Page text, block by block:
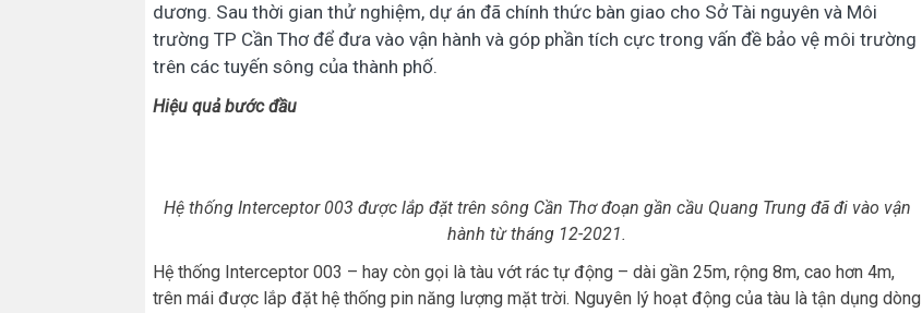
dương. Sau thời gian thử nghiệm, dự án đã chính thức bàn giao cho Sở Tài nguyên và Môi
trường TP Cần Thơ để đưa vào vận hành và góp phần tích cực trong vấn đề bảo vệ môi trường
trên các tuyến sông của thành phố.
Hiệu quả bước đầu
Hệ thống Interceptor 003 được lắp đặt trên sông Cần Thơ đoạn gần cầu Quang Trung đã đi vào vận
hành từ tháng 12-2021.
Hệ thống Interceptor 003 – hay còn gọi là tàu vớt rác tự động – dài gần 25m, rộng 8m, cao hơn 4m,
trên mái được lắp đặt hệ thống pin năng lượng mặt trời. Nguyên lý hoạt động của tàu là tận dụng dòng